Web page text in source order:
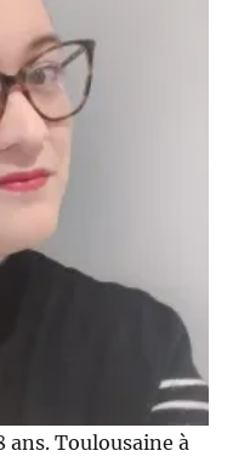
Toulousaine à